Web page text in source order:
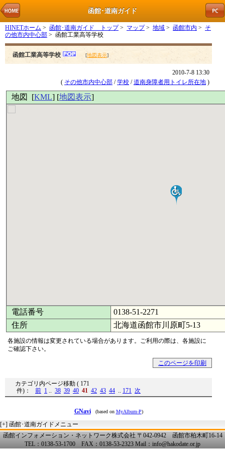
函館･道南ガイド
HINETホーム > 函館･道南ガイド トップ> マップ> 地域 > 函館市内 > そ
の他市内中心部 > 函館工業高等学校
函館工業高等学校 [地図表示]
2010-7-8 13:30
( その他市内中心部 /学校 /道南身障者用トイレ所在地 )
地図 [KML] [地図表示]
電話番号
0138-51-2271
住所
北海道函館市川原町5-13
各施設の情報は変更されている場合があります。ご利用の際は、各施設に
ご確認下さい。
このページを印刷
カテゴリ内ページ移動 ( 171
件)： 前 1 .. 38 39 40 41 42 43 44 .. 171 次
GNavi (based on MyAlbum-P)
[+] 函館･道南ガイドメニュー
函館インフォメーション・ネットワーク株式会社 〒042-0942 函館市柏木町16-14
TEL：0138-53-1700 FAX：0138-53-2323 Mail：info@hakodate.or.jp